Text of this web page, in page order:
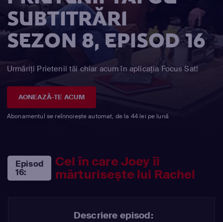
SUBTITRĂRI
SEZON 8, EPISOD 16
Urmăriți Prietenii tăi chiar acum în aplicația Focus Sat!
AONEAZĂ-TE ACUM
Abonamentul se reînnoiește automat, de la 44 lei pe lună
Episod
16:
Cel în care Joey îi
mărturiseşte lui Rachel
Descriere episod: